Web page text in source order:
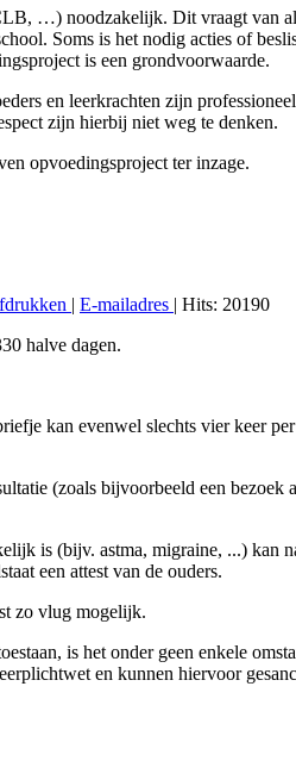
…) noodzakelijk. Dit vraagt van
Soms is het nodig acties of
is een grondvoorwaarde.
en leerkrachten zijn
zijn hierbij niet weg te denken.
opvoedingsproject ter inzage.
| E-mailadres | Hits: 20190
halve dagen.
kan evenwel slechts vier keer
(zoals bijvoorbeeld een bezoek
is (bijv. astma, migraine, ...) kan
een attest van de ouders.
zo vlug mogelijk.
is het onder geen enkele
en kunnen hiervoor